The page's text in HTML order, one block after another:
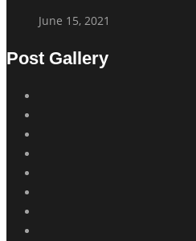
June 15, 2021
Post Gallery